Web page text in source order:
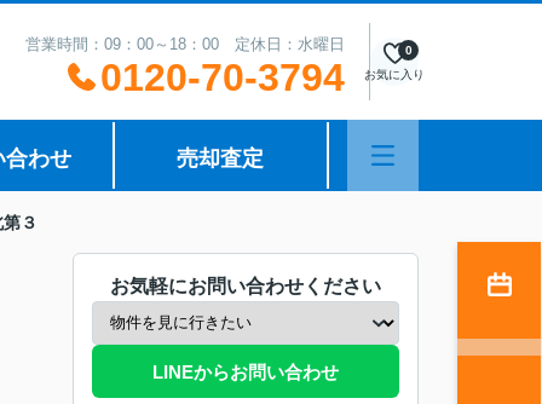
営業時間：09：00～18：00 定休日：水曜日
0120-70-3794 お気に入り
0
合わせ 売却査定
第３
お気軽にお問い合わせください
LINEからお問い合わせ